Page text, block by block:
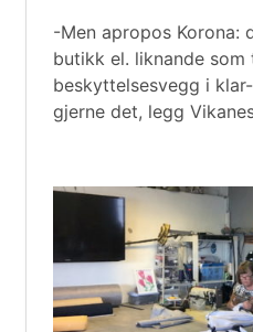
-Men apropos Korona:
butikk el. liknande som
beskyttelsesvegg i
gjerne det, legg